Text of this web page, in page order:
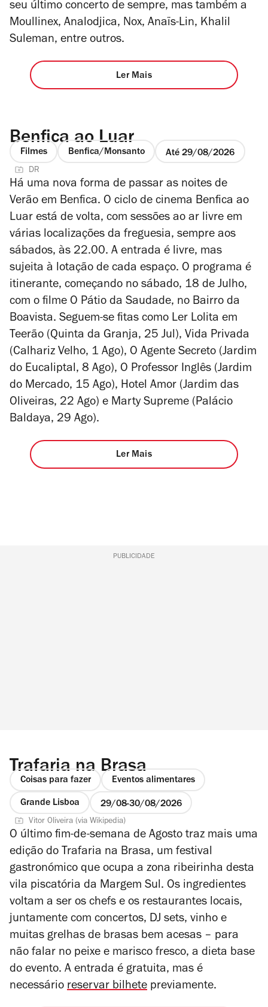
seu último concerto de sempre, mas também a
Moullinex, Analodjica, Nox, Anaïs-Lin, Khalil
Suleman, entre outros.
Ler Mais
Benfica ao Luar
Filmes Benfica/Monsanto Até 29/08/2026
DR
Há uma nova forma de passar as noites de
Verão em Benfica. O ciclo de cinema Benfica ao
Luar está de volta, com sessões ao ar livre em
várias localizações da freguesia, sempre aos
sábados, às 22.00. A entrada é livre, mas
sujeita à lotação de cada espaço. O programa é
itinerante, começando no sábado, 18 de Julho,
com o filme O Pátio da Saudade, no Bairro da
Boavista. Seguem-se fitas como Ler Lolita em
Teerão (Quinta da Granja, 25 Jul), Vida Privada
(Calhariz Velho, 1 Ago), O Agente Secreto (Jardim
do Eucaliptal, 8 Ago), O Professor Inglês (Jardim
do Mercado, 15 Ago), Hotel Amor (Jardim das
Oliveiras, 22 Ago) e Marty Supreme (Palácio
Baldaya, 29 Ago).
Ler Mais
PUBLICIDADE
Trafaria na Brasa
Coisas para fazer Eventos alimentares
Grande Lisboa 29/08 30/08/2026
Vitor Oliveira (via Wikipedia)
O último fim-de-semana de Agosto traz mais uma
edição do Trafaria na Brasa, um festival
gastronómico que ocupa a zona ribeirinha desta
vila piscatória da Margem Sul. Os ingredientes
voltam a ser os chefs e os restaurantes locais,
juntamente com concertos, DJ sets, vinho e
muitas grelhas de brasas bem acesas – para
não falar no peixe e marisco fresco, a dieta base
do evento. A entrada é gratuita, mas é
necessário reservar bilhete previamente.